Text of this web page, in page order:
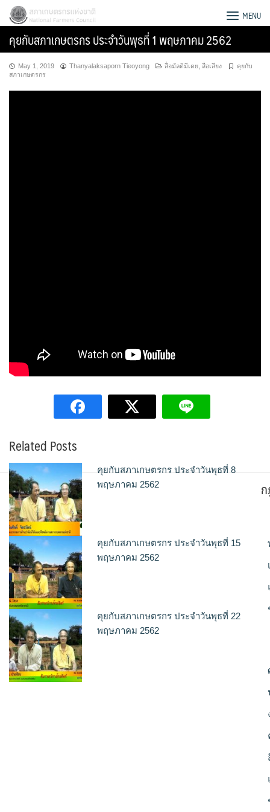
Skip
content
สภาเกษตรกรแห่งชาติ MENU
คุยกับสภาเกษตรกร ประจำวันพุธที่ 1 พฤษภาคม 2562
May 1, 2019 Thanyalaksaporn Tieoyong สื่อมัลติมีเดย สื่อเสียง
คุยกับ
สภาเกษตรกร
Related Posts
คุยกับสภาเกษตรกร ประจำวันพุธที่ 8
พฤษภาคม 2562
คุยกับสภาเกษตรกร ประจำวันพุธที่ 15
พฤษภาคม 2562
คุยกับสภาเกษตรกร ประจำวันพุธที่ 22
พฤษภาคม 2562